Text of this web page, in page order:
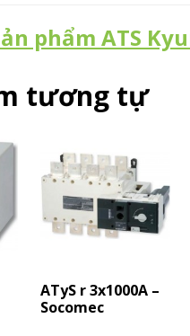
phẩm ATS
tương tự
ATyS r 3x1000A –
Socomec